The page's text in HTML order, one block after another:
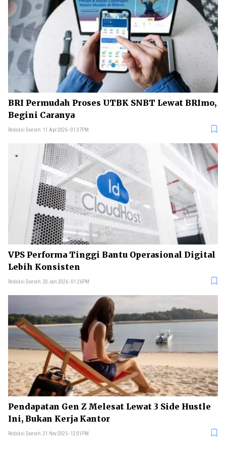
BRI Permudah Proses UTBK SNBT Lewat BRImo,
Begini Caranya
Redaksi Daerah 11 Apr 2026 - 01:37PM
VPS Performa Tinggi Bantu Operasional Digital
Lebih Konsisten
Redaksi Daerah 20 Jan 2026 - 01:26PM
Pendapatan Gen Z Melesat Lewat 3 Side Hustle
Ini, Bukan Kerja Kantor
Redaksi Daerah 21 Nov 2025 - 12:01PM